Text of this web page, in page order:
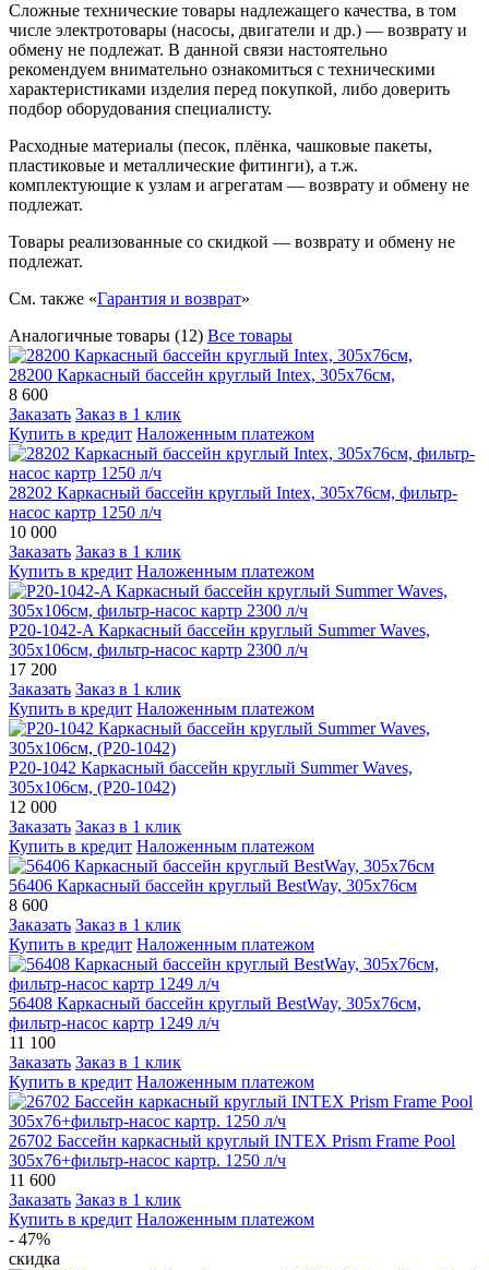
Сложные технические товары надлежащего качества, в том
числе электротовары (насосы, двигатели и др.) — возврату и
обмену не подлежат. В данной связи настоятельно
рекомендуем внимательно ознакомиться с техническими
характеристиками изделия перед покупкой, либо доверить
подбор оборудования специалисту.
Расходные материалы (песок, плёнка, чашковые пакеты,
пластиковые и металлические фитинги), а т.ж.
комплектующие к узлам и агрегатам — возврату и обмену не
подлежат.
Товары реализованные со скидкой — возврату и обмену не
подлежат.
См. также «Гарантия и возврат»
Аналогичные товары (12) Все товары
28200 Каркасный бассейн круглый Intex, 305х76см,
8 600
Заказать Заказ в 1 клик
Купить в кредит Наложенным платежом
28202 Каркасный бассейн круглый Intex, 305х76см, фильтр-
насос картр 1250 л/ч
10 000
Заказать Заказ в 1 клик
Купить в кредит Наложенным платежом
P20-1042-A Каркасный бассейн круглый Summer Waves,
305х106см, фильтр-насос картр 2300 л/ч
17 200
Заказать Заказ в 1 клик
Купить в кредит Наложенным платежом
P20-1042 Каркасный бассейн круглый Summer Waves,
305х106см, (Р20-1042)
12 000
Заказать Заказ в 1 клик
Купить в кредит Наложенным платежом
56406 Каркасный бассейн круглый BestWay, 305х76см
8 600
Заказать Заказ в 1 клик
Купить в кредит Наложенным платежом
56408 Каркасный бассейн круглый BestWay, 305х76см,
фильтр-насос картр 1249 л/ч
11 100
Заказать Заказ в 1 клик
Купить в кредит Наложенным платежом
26702 Бассейн каркасный круглый INTEX Prism Frame Pool
305х76+фильтр-насос картр. 1250 л/ч
11 600
Заказать Заказ в 1 клик
Купить в кредит Наложенным платежом
- 47%
скидка